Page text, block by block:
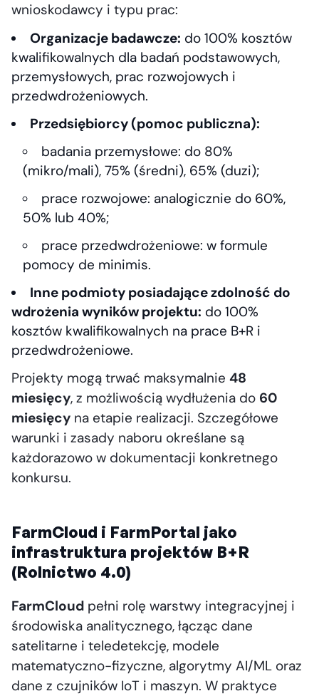
wnioskodawcy i typu prac:
Organizacje badawcze: do 100% kosztów
kwalifikowalnych dla badań podstawowych,
przemysłowych, prac rozwojowych i
przedwdrożeniowych.
Przedsiębiorcy (pomoc publiczna):
badania przemysłowe: do 80%
(mikro/mali), 75% (średni), 65% (duzi);
prace rozwojowe: analogicznie do 60%,
50% lub 40%;
prace przedwdrożeniowe: w formule
pomocy de minimis.
Inne podmioty posiadające zdolność do
wdrożenia wyników projektu: do 100%
kosztów kwalifikowalnych na prace B+R i
przedwdrożeniowe.
Projekty mogą trwać maksymalnie 48
miesięcy, z możliwością wydłużenia do 60
miesięcy na etapie realizacji. Szczegółowe
warunki i zasady naboru określane są
każdorazowo w dokumentacji konkretnego
konkursu.
FarmCloud i FarmPortal jako
infrastruktura projektów B+R
(Rolnictwo 4.0)
FarmCloud pełni rolę warstwy integracyjnej i
środowiska analitycznego, łącząc dane
satelitarne i teledetekcję, modele
matematyczno-fizyczne, algorytmy AI/ML oraz
dane z czujników IoT i maszyn. W praktyce